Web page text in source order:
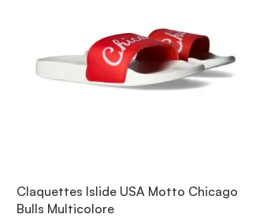
Claquettes Islide USA Motto Chicago
Bulls Multicolore